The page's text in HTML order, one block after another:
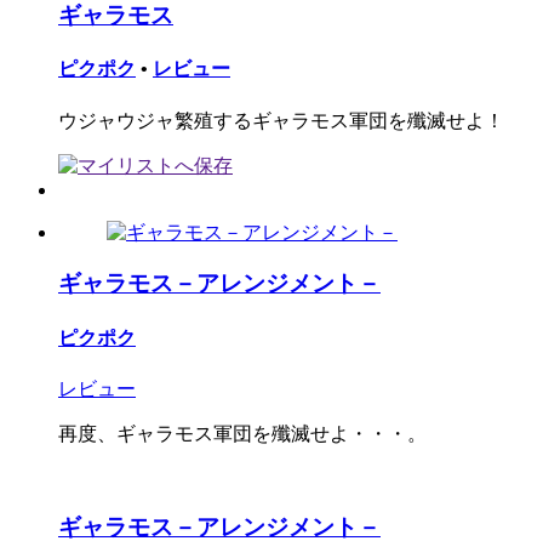
ギャラモス
ピクポク • レビュー
ウジャウジャ繁殖するギャラモス軍団を殲滅せよ！
ギャラモス－アレンジメント－
ピクポク
レビュー
再度、ギャラモス軍団を殲滅せよ・・・。
ギャラモス－アレンジメント－